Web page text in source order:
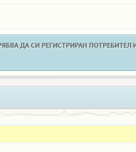
ДА СИ РЕГИСТРИРАН ПОТРЕБИТЕЛ